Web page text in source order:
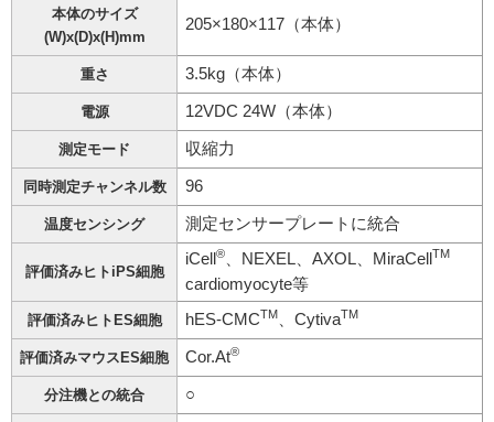
本体のサイズ
(W)x(D)x(H)mm
205×180×117（本体）
重さ 3.5kg（本体）
電源 12VDC 24W（本体）
測定モード 収縮力
同時測定チャンネル数 96
温度センシング 測定センサープレートに統合
評価済みヒトiPS細胞
iCell® 、NEXEL、AXOL、MiraCell TM
cardiomyocyte等
評価済みヒトES細胞 hES-CMCTM 、CytivaTM
評価済みマウスES細胞 Cor.At®
分注機との統合 ○